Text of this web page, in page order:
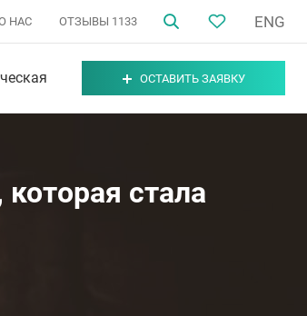
НАС ОТЗЫВЫ 1133 ENG
ОСТАВИТЬ ЗАЯВКУ
стала